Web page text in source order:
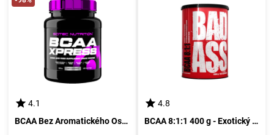
4.1
BCAA Bez Aromatického Osvežení 500 g od Scitec
4.8
BCAA 8:1:1 400 g - Exotický Silák Pro Tvé Svaly